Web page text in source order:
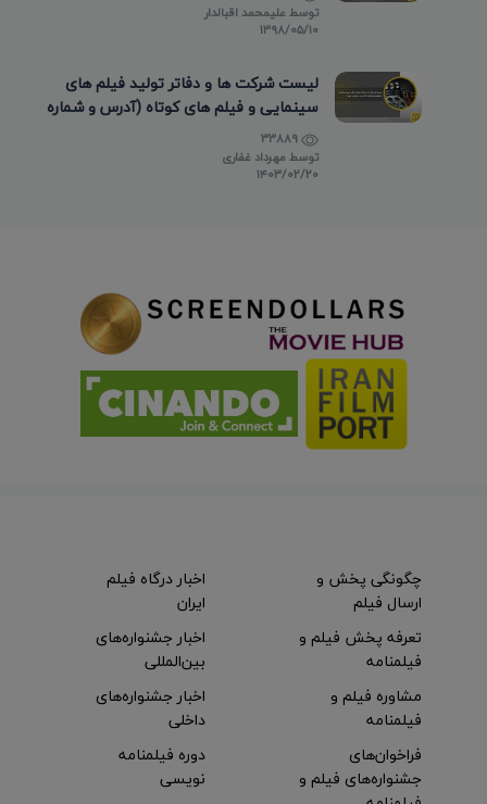
توسطعلیمحمد اقبالدار
۱۳۹۸/۰۵/۱۰
لیست شرکت ها و دفاتر تولید فیلم های
سینمایی و فیلم های کوتاه (آدرس و شماره
تماس)
توسط مهرداد غفاری
۱۴۰۳/۰۲/۲۰
چگونگی پخش و
ارسال فیلم
تعرفه پخش فیلم و
فیلمنامه
مشاوره فیلم و
فیلمنامه
اخبار درگاه فیلم
ایران
اخبار جشنواره‌های
بین‌المللی
اخبار جشنواره‌های
داخلی
فراخوان‌های
جشنواره‌های فیلم و
دوره فیلمنامه
نویسی